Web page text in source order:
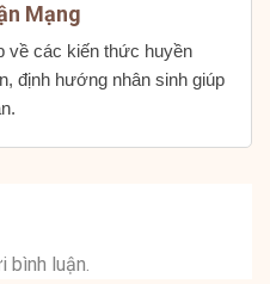
Mạng
về các kiến thức huyền
định hướng nhân sinh giúp
bình luận.